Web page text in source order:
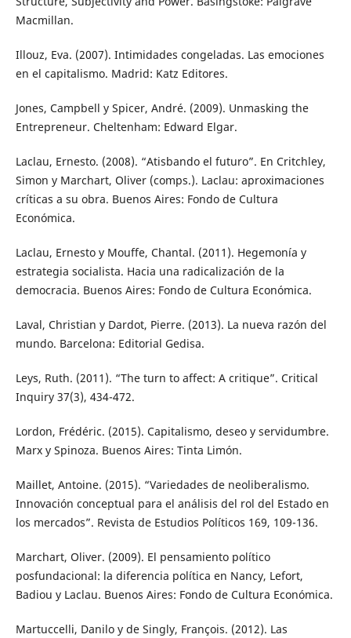
Macmillan.
Illouz, Eva. (2007). Intimidades congeladas. Las emociones
en el capitalismo. Madrid: Katz Editores.
Jones, Campbell y Spicer, André. (2009). Unmasking the
Entrepreneur. Cheltenham: Edward Elgar.
Laclau, Ernesto. (2008). “Atisbando el futuro”. En Critchley,
Simon y Marchart, Oliver (comps.). Laclau: aproximaciones
críticas a su obra. Buenos Aires: Fondo de Cultura
Económica.
Laclau, Ernesto y Mouffe, Chantal. (2011). Hegemonía y
estrategia socialista. Hacia una radicalización de la
democracia. Buenos Aires: Fondo de Cultura Económica.
Laval, Christian y Dardot, Pierre. (2013). La nueva razón del
mundo. Barcelona: Editorial Gedisa.
Leys, Ruth. (2011). “The turn to affect: A critique”. Critical
Inquiry 37(3), 434-472.
Lordon, Frédéric. (2015). Capitalismo, deseo y servidumbre.
Marx y Spinoza. Buenos Aires: Tinta Limón.
Maillet, Antoine. (2015). “Variedades de neoliberalismo.
Innovación conceptual para el análisis del rol del Estado en
los mercados”. Revista de Estudios Políticos 169, 109-136.
Marchart, Oliver. (2009). El pensamiento político
posfundacional: la diferencia política en Nancy, Lefort,
Badiou y Laclau. Buenos Aires: Fondo de Cultura Económica.
Martuccelli, Danilo y de Singly, François. (2012). Las